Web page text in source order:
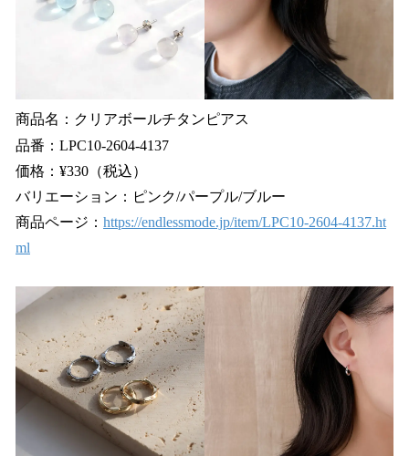
商品名：クリアボールチタンピアス
品番：LPC10-2604-4137
価格：¥330（税込）
バリエーション：ピンク/パープル/ブルー
商品ページ： https://endlessmode.jp/item/LPC10-2604-4137.ht
ml